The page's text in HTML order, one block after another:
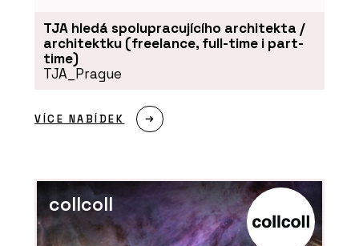
Nová verze vizualizačního programu
Twinmotion přináší funkce a
vylepšení, která ocení architekti
TJA hledá spolupracujícího architekta /
architektku (freelance, full-time i part-
time)
TJA_Prague
VÍCE NABÍDEK
collcoll